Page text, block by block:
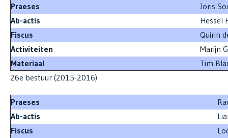
Praeses
Ab-actis
Hessel
Fiscus
Quirin
Activiteiten
Marijn
Materiaal
Tim
26e bestuur (2015-2016)
Praeses
Ab-actis
Fiscus